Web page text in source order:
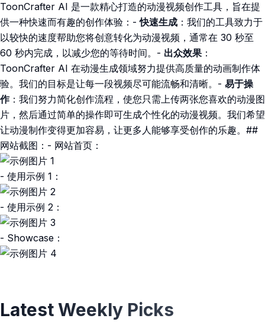
ToonCrafter AI 是一款精心打造的动漫视频创作工具，旨在提
供一种快速而有趣的创作体验：-快速生成 ：我们的工具致力于
以较快的速度帮助您将创意转化为动漫视频，通常在 30 秒至
60 秒内完成，以减少您的等待时间。- 出众效果 ：
ToonCrafter AI 在动漫生成领域努力提供高质量的动画制作体
验。我们的目标是让每一段视频尽可能流畅和清晰。- 易于操
作：我们努力简化创作流程，使您只需上传两张您喜欢的动漫图
片，然后通过简单的操作即可生成个性化的动漫视频。我们希望
让动漫制作变得更加容易，让更多人能够享受创作的乐趣。##
网站截图：- 网站首页：
- 使用示例 1：
- 使用示例 2：
- Showcase：
Latest Weekly Picks